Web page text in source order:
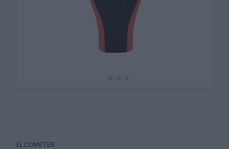
ELCOMETER